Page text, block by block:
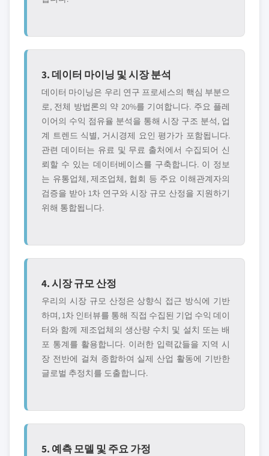
3. 데이터 마이닝 및 시장 분석
데이터 마이닝은 우리 연구 프로세스의 핵심 부분으
로, 전체 방법론의 약 20%를 기여합니다. 주요 플레
이어의 수익 점유율 분석을 통해 시장 구조 분석, 업
계 트렌드 식별, 거시경제 요인 평가가 포함됩니다.
관련 데이터는 유료 및 무료 출처에서 수집되어 신
뢰할 수 있는 데이터베이스를 구축합니다. 이 정보
는 유통업체, 제조업체, 협회 등 주요 이해관계자의
검증을 받아 1차 연구와 시장 규모 산정을 지원하기
위해 통합됩니다.
4. 시장 규모 산정
우리의 시장 규모 산정은 상향식 접근 방식에 기반
하며, 1차 인터뷰를 통해 직접 수집된 기업 수익 데이
터와 함께 제조업체의 생산량 수치 및 설치 또는 배
포 통계를 활용합니다. 이러한 입력값들을 지역 시
장 전반에 걸쳐 종합하여 실제 산업 활동에 기반한
글로벌 추정치를 도출합니다.
5. 예측 모델 및 주요 가정